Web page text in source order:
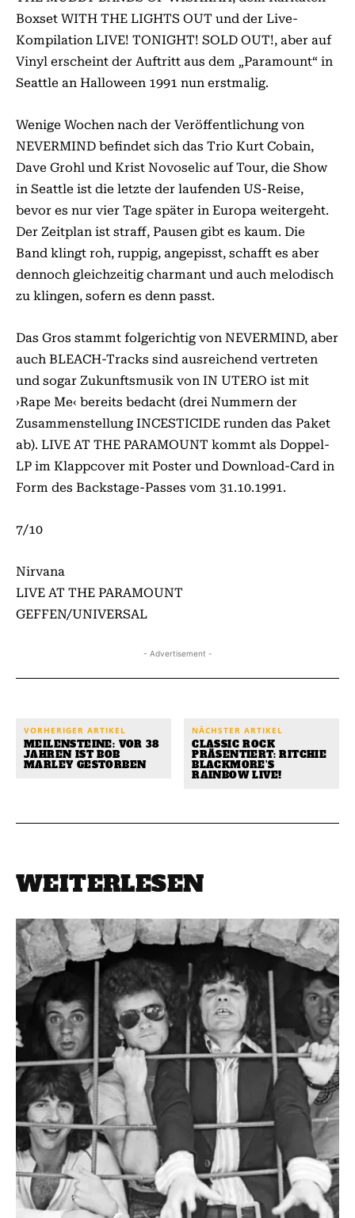
Boxset WITH THE LIGHTS OUT und der Live-
Kompilation LIVE! TONIGHT! SOLD OUT!, aber auf
Vinyl erscheint der Auftritt aus dem „Paramount“ in
Seattle an Halloween 1991 nun erstmalig.
Wenige Wochen nach der Veröffentlichung von
NEVERMIND befindet sich das Trio Kurt Cobain,
Dave Grohl und Krist Novoselic auf Tour, die Show
in Seattle ist die letzte der laufenden US-Reise,
bevor es nur vier Tage später in Europa weitergeht.
Der Zeitplan ist straff, Pausen gibt es kaum. Die
Band klingt roh, ruppig, angepisst, schafft es aber
dennoch gleichzeitig charmant und auch melodisch
zu klingen, sofern es denn passt.
Das Gros stammt folgerichtig von NEVERMIND, aber
auch BLEACH-Tracks sind ausreichend vertreten
und sogar Zukunftsmusik von IN UTERO ist mit
›Rape Me‹ bereits bedacht (drei Nummern der
Zusammenstellung INCES­TICIDE runden das Paket
ab). LIVE AT THE PARAMOUNT kommt als Dop­pel-
LP im Klappcover mit Poster und Download-Card in
Form des Backstage-Passes vom 31.10.1991.
7/10
Nirvana
LIVE AT THE PARAMOUNT
GEFFEN/UNIVERSAL
- Advertisement -
VORHERIGER ARTIKEL
MEILENSTEINE: VOR 38
JAHREN IST BOB
MARLEY GESTORBEN
NÄCHSTER ARTIKEL
CLASSIC ROCK
PRÄSENTIERT: RITCHIE
BLACKMORE’S
RAINBOW LIVE!
WEITERLESEN